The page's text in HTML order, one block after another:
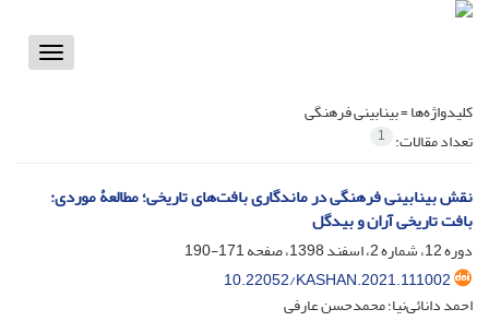
Toggle
کلیدواژه‌ها =بینابینی فرهنگی
تعداد مقالات: 1
نقش بینابینی فرهنگی در ماندگاری بافت‌های تاریخی؛ مطالعۀ موردی:
بافت تاریخی آران و بیدگل
دوره 12، شماره 2، اسفند 1398، صفحه
171-190
10.22052/KASHAN.2021.111002
احمد دانائی‌نیا؛ محمدحسن عارفی